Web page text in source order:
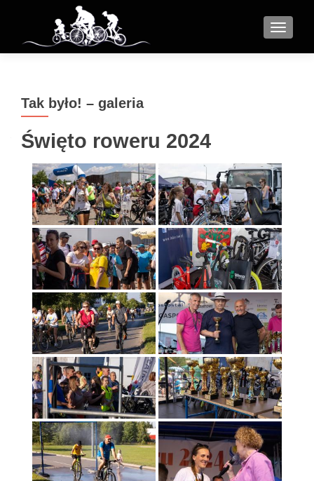
MENU
Tak było! – galeria
Święto roweru 2024